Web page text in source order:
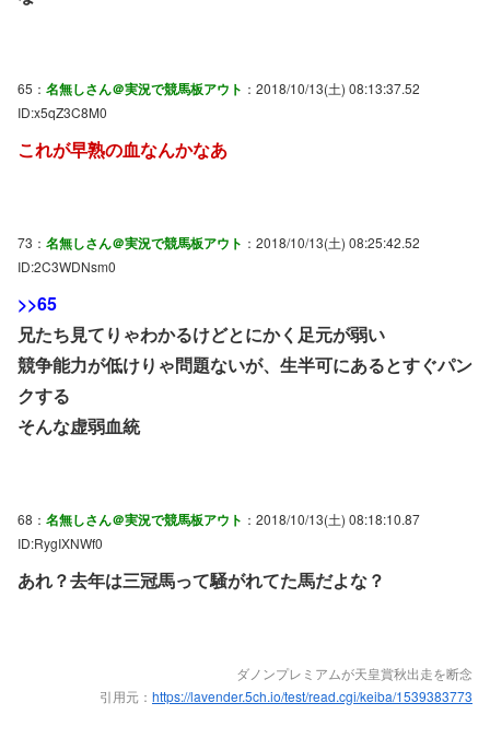
65： 名無しさん＠実況で競馬板アウト ：2018/10/13(土) 08:13:37.52
ID:x5qZ3C8M0
これが早熟の血なんかなあ
73： 名無しさん＠実況で競馬板アウト ：2018/10/13(土) 08:25:42.52
ID:2C3WDNsm0
>>65
兄たち見てりゃわかるけどとにかく足元が弱い
競争能力が低けりゃ問題ないが、生半可にあるとすぐパン
クする
そんな虚弱血統
68： 名無しさん＠実況で競馬板アウト ：2018/10/13(土) 08:18:10.87
ID:RygIXNWf0
あれ？去年は三冠馬って騒がれてた馬だよな？
ダノンプレミアムが天皇賞秋出走を断念
引用元： https://lavender.5ch.io/test/read.cgi/keiba/1539383773